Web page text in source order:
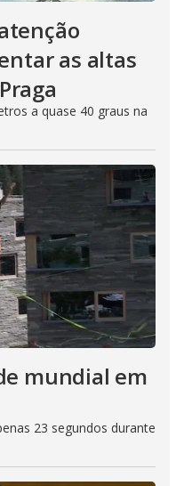
as altas
a quase 40 graus na
mundial em
23 segundos durante